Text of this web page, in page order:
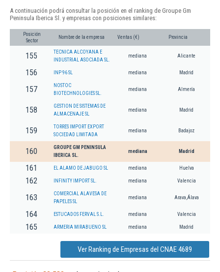
A continuación podrá consultar la posición en el ranking de Groupe Gm
Peninsula Iberica Sl. y empresas con posiciones similares:
Posición
Sector
Nombre de la empresa Ventas (€) Provincia
155
TECNICA ALCOYANA E
INDUSTRIAL ASOCIADA SL.
mediana Alicante
156 INP 96 SL mediana Madrid
157
NOSTOC
BIOTECHNOLOGIES SL.
mediana Almería
158
GESTION DE SISTEMAS DE
ALMACENAJE SL
mediana Madrid
159
TORRES IMPORT EXPORT
SOCIEDAD LIMITADA
mediana Badajoz
160
GROUPE GM PENINSULA
IBERICA SL.
mediana Madrid
161 EL ALAMO DE JABUGO SL mediana Huelva
162 INFINITY IMPORT SL. mediana Valencia
163
COMERCIAL ALAVESA DE
PAPELES SL
mediana Arava,Álava
164 ESTUCADOS FERVAL S.L. mediana Valencia
165 ARMERIA MIRABUENO SL mediana Madrid
Ver Ranking de Empresas del CNAE 4689